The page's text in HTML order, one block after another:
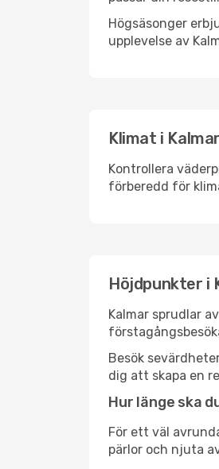
Högsäsonger
upplevelse av
Klimat i Kalmar
Kontrollera
förberedd för
Höjdpunkter i
Kalmar sprudlar
Besök
dig att skapa en
Hur länge ska
För ett väl
pärlor och njuta